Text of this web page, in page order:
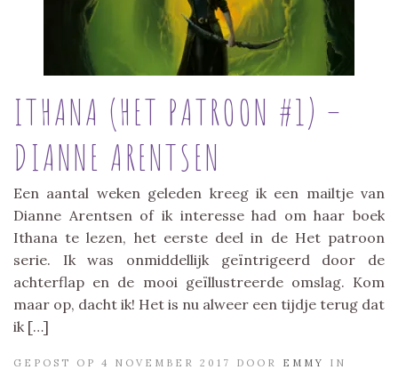
ITHANA (HET PATROON #1) –
DIANNE ARENTSEN
Een aantal weken geleden kreeg ik een mailtje van
Dianne Arentsen of ik interesse had om haar boek
Ithana te lezen, het eerste deel in de Het patroon
serie. Ik was onmiddellijk geïntrigeerd door de
achterflap en de mooi geïllustreerde omslag. Kom
maar op, dacht ik! Het is nu alweer een tijdje terug dat
ik […]
GEPOST OP 4 NOVEMBER 2017 DOOR EMMY
IN